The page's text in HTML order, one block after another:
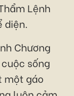
Lệnh
diện.
Chương
sống
một gáo